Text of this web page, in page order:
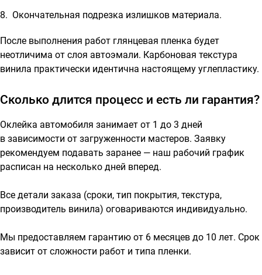
Окончательная подрезка излишков материала.
После выполнения работ глянцевая пленка будет
неотличима от слоя автоэмали. Карбоновая текстура
винила практически идентична настоящему углепластику.
Сколько длится процесс и есть ли гарантия?
Оклейка автомобиля занимает от 1 до 3 дней
в зависимости от загруженности мастеров. Заявку
рекомендуем подавать заранее — наш рабочий график
расписан на несколько дней вперед.
Все детали заказа (сроки, тип покрытия, текстура,
производитель винила) оговариваются индивидуально.
Мы предоставляем гарантию от 6 месяцев до 10 лет. Срок
зависит от сложности работ и типа пленки.